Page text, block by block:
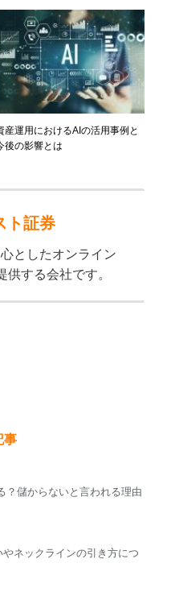
産運用におけるAIの活用事例と
後の影響とは
ト証券
としたオンライン
する会社です。
事
？儲からないと言われる理由
ネックラインの引き方につ